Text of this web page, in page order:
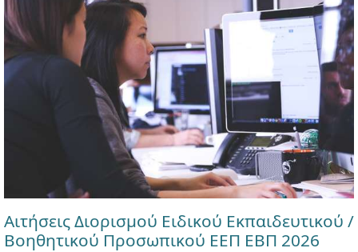
Αιτήσεις Διορισμού Ειδικού Εκπαιδευτικού /
Βοηθητικού Προσωπικού ΕΕΠ ΕΒΠ 2026